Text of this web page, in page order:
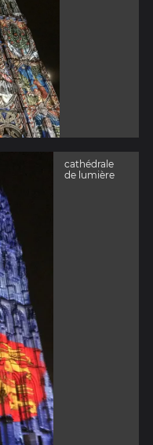
cathédrale
de lumière